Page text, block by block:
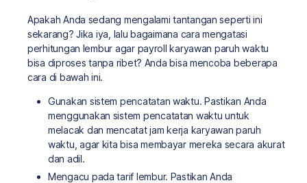
Apakah Anda sedang mengalami tantangan seperti ini
sekarang? Jika iya, lalu bagaimana cara mengatasi
perhitungan lembur agar payroll karyawan paruh waktu
bisa diproses tanpa ribet? Anda bisa mencoba beberapa
cara di bawah ini.
Gunakan sistem pencatatan waktu. Pastikan Anda
menggunakan sistem pencatatan waktu untuk
melacak dan mencatat jam kerja karyawan paruh
waktu, agar kita bisa membayar mereka secara akurat
dan adil.
Mengacu pada tarif lembur. Pastikan Anda